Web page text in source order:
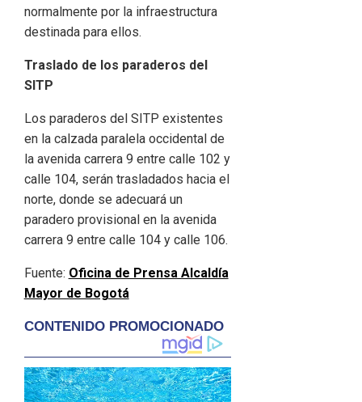
normalmente por la infraestructura
destinada para ellos.
Traslado de los paraderos del
SITP
Los paraderos del SITP existentes
en la calzada paralela occidental de
la avenida carrera 9 entre calle 102 y
calle 104, serán trasladados hacia el
norte, donde se adecuará un
paradero provisional en la avenida
carrera 9 entre calle 104 y calle 106.
Fuente: Oficina de Prensa Alcaldía
Mayor de Bogotá